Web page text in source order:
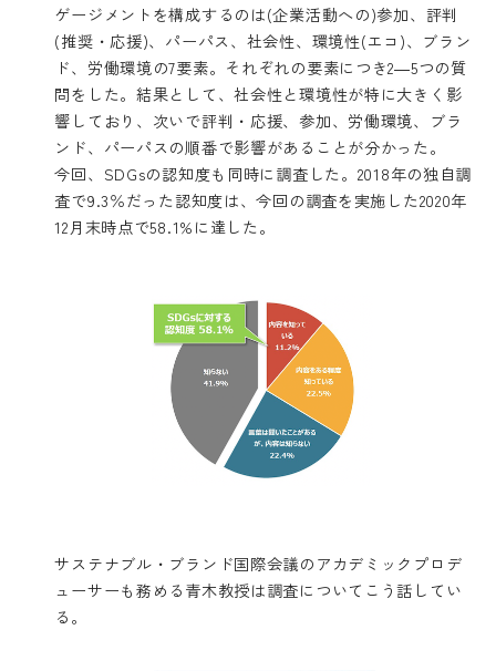
ゲージメントを構成するのは(企業活動への)参加、評判
(推奨・応援)、パーパス、社会性、環境性(エコ)、ブラン
ド、労働環境の7要素。それぞれの要素につき2―5つの質
問をした。結果として、社会性と環境性が特に大きく影
響しており、次いで評判・応援、参加、労働環境、ブラ
ンド、パーパスの順番で影響があることが分かった。
今回、SDGsの認知度も同時に調査した。2018年の独自調
査で9.3％だった認知度は、今回の調査を実施した2020年
12月末時点で58.1%に達した。
サステナブル・ブランド国際会議のアカデミックプロデ
ューサーも務める青木教授は調査についてこう話してい
る。